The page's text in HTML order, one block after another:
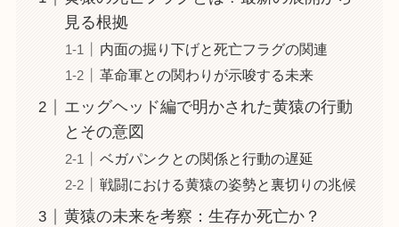
見る根拠
内面の掘り下げと死亡フラグの関連
革命軍との関わりが示唆する未来
エッグヘッド編で明かされた黄猿の行動
とその意図
ベガパンクとの関係と行動の遅延
戦闘における黄猿の姿勢と裏切りの兆候
黄猿の未来を考察：生存か死亡か？